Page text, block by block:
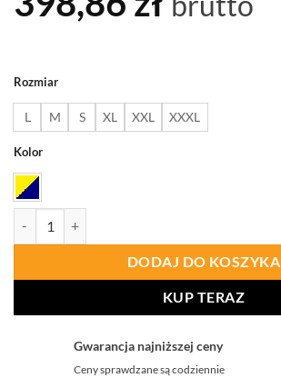
Rozmiar
L M S XL XXL XXXL
Kolor
DODAJ DO KOSZYKA
KUP TERAZ
Gwarancja najniższej ceny
Ceny sprawdzane są codziennie